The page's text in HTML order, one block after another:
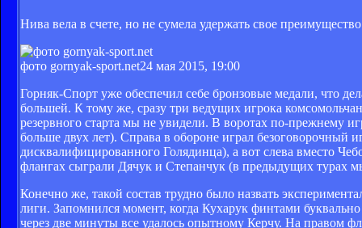
Нива вела в счете, но не сумела удержать свое
фото gornyak-sport.net24 мая 2015, 19:00
Горняк-Спорт уже обеспечил себе бронзовые медали, что
большей. К тому же, сразу три ведущих игрока
резервного старта мы не увидели. В воротах по-прежнему
больше двух лет). Справа в обороне играл
дисквалифицированного Голядинца), а вот слева вместо
флангах сыграли Дячук и Степанчук (в предыдущих турах
Конечно же, такой состав трудно было назвать
лиги. Запомнился момент, когда Кухарук финтами
через две минуты все удалось опытному Керчу. На правом